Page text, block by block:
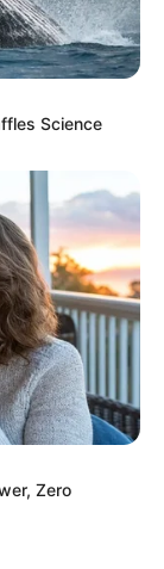
પાણીમાં
કોણે આપ્યો, પેલેટ
Science
Zero